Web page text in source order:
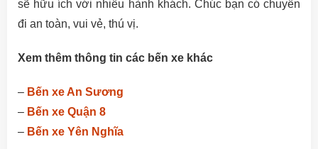
sẽ hữu ích với nhiều hành khách. Chúc bạn có chuyến
đi an toàn, vui vẻ, thú vị.
Xem thêm thông tin các bến xe khác
– Bến xe An Sương
– Bến xe Quận 8
– Bến xe Yên Nghĩa